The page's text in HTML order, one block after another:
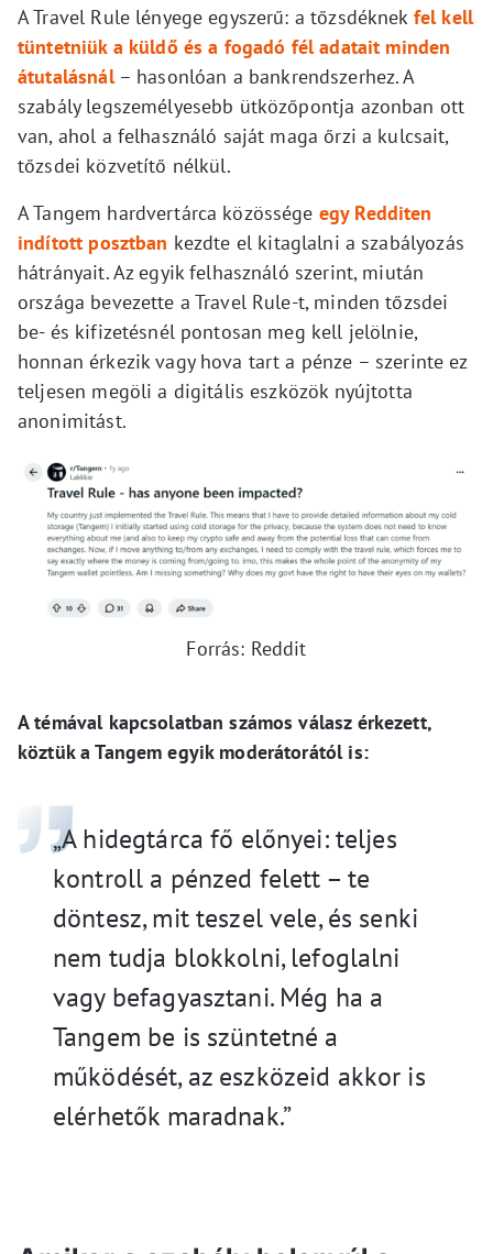
A Travel Rule lényege egyszerű: a tőzsdéknek fel kell
tüntetniük a küldő és a fogadó fél adatait minden
átutalásnál– hasonlóan a bankrendszerhez. A
szabály legszemélyesebb ütközőpontja azonban ott
van, ahol a felhasználó saját maga őrzi a kulcsait,
tőzsdei közvetítő nélkül.
A Tangem hardvertárca közössége egy Redditen
indított posztban kezdte el kitaglalni a szabályozás
hátrányait. Az egyik felhasználó szerint, miután
országa bevezette a Travel Rule-t, minden tőzsdei
be- és kifizetésnél pontosan meg kell jelölnie,
honnan érkezik vagy hova tart a pénze – szerinte ez
teljesen megöli a digitális eszközök nyújtotta
anonimitást.
Forrás: Reddit
A témával kapcsolatban számos válasz érkezett,
köztük a Tangem egyik moderátorától is:
„A hidegtárca fő előnyei: teljes
kontroll a pénzed felett – te
döntesz, mit teszel vele, és senki
nem tudja blokkolni, lefoglalni
vagy befagyasztani. Még ha a
Tangem be is szüntetné a
működését, az eszközeid akkor is
elérhetők maradnak.”